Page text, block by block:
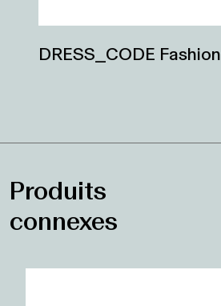
DRESS_CODE Fashion
Produits
connexes